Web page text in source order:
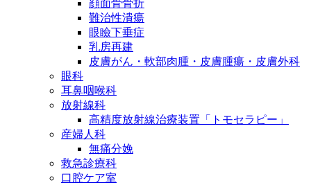
顔面骨骨折
難治性潰瘍
眼瞼下垂症
乳房再建
皮膚がん・軟部肉腫・皮膚腫瘍・皮膚外科
眼科
耳鼻咽喉科
放射線科
高精度放射線治療装置「トモセラピー」
産婦人科
無痛分娩
救急診療科
口腔ケア室